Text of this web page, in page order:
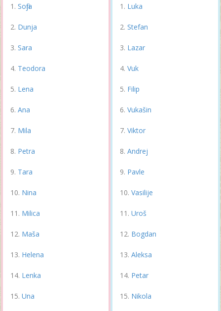
Sofija
Dunja
Sara
Teodora
Lena
Ana
Mila
Petra
Tara
Nina
Milica
Maša
Helena
Lenka
Una
Luka
Stefan
Lazar
Vuk
Filip
Vukašin
Viktor
Andrej
Pavle
Vasilije
Uroš
Bogdan
Aleksa
Petar
Nikola